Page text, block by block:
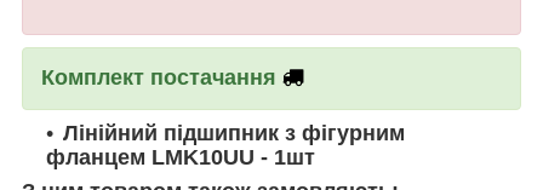
Комплект постачання
Лінійний підшипник з фігурним
фланцем LMK10UU - 1шт